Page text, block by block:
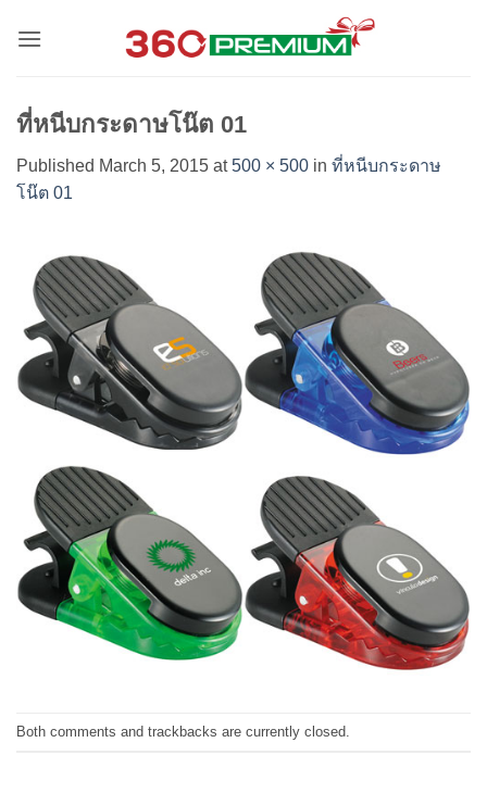
ที่หนีบกระดาษโน๊ต 01
Published March 5, 2015 at500 × 500 in ที่หนีบกระดาษ
โน๊ต 01
Both comments and trackbacks are currently closed.